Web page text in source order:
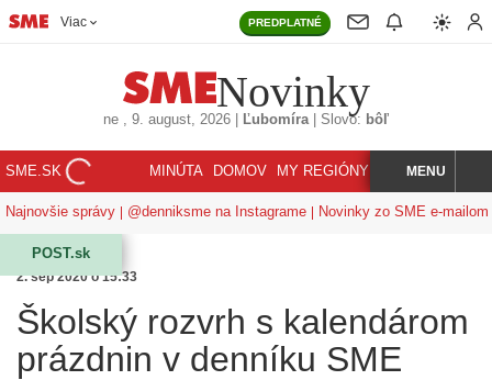
Viac PREDPLATNÉ
Novinky
ne , 9. august, 2026 Ľubomíra| Slovo: bôľ
SME.SK MINÚTA DOMOV MY REGIÓNY KORZÁR
HĽADAJMENU
Najnovšie správy @denniksme na Instagrame Novinky zo SME e-mailom
POST.sk
2. sep 2020 o 15:33
Školský rozvrh s kalendárom
prázdnin v denníku SME